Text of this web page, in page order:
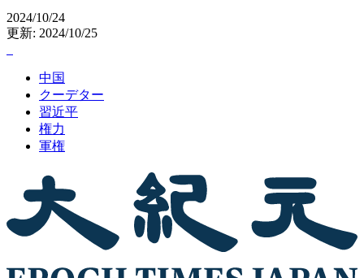
2024/10/24
更新: 2024/10/25
中国
クーデター
習近平
権力
軍権